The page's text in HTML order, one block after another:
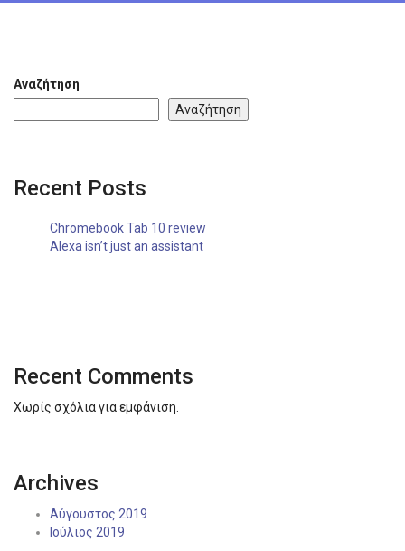
Αναζήτηση
Αναζήτηση
Recent Posts
Chromebook Tab 10 review
Alexa isn’t just an assistant
Recent Comments
Χωρίς σχόλια για εμφάνιση.
Archives
Αύγουστος 2019
Ιούλιος 2019